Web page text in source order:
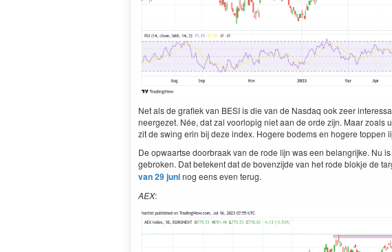
Net als de grafiek van BESIis die van de Nas­daq ook zeer
neergezet. Née, dat zal voor­lop­ig niet aan de orde zijn. Maar zoals
zit de swing erin bij deze index. Hogere bodems en hogere top­pen
De opwaartse door­braak van de rode lijn was een belan­grijke. Nu
gebro­ken. Dat betekent dat de boven­z­i­jde van het rode blok­je de
van29juninog eens even terug.
AEX: